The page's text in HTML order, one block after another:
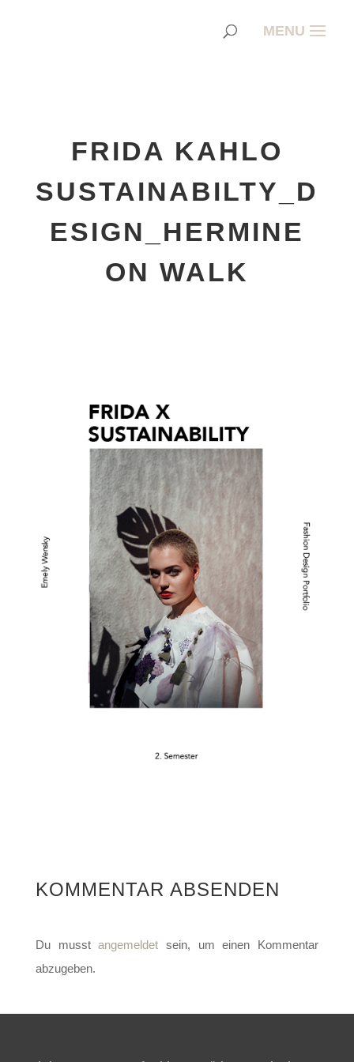
FRIDA KAHLO
SUSTAINABILTY_D
ESIGN_HERMINE
ON WALK
KOMMENTAR ABSENDEN
Du musstangemeldet sein, um einen Kommentar
abzugeben.